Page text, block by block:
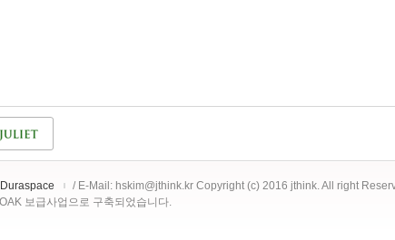
Duraspace
/ E-Mail: hskim@jthink.kr Copyright (c) 2016 jthink. All right
보급사업으로 구축되었습니다.